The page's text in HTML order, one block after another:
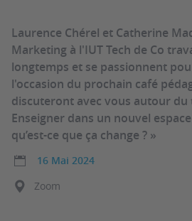
Laurence Chérel et Catherine
Marketing à l'IUT Tech de Co
longtemps et se passionnent
l'occasion du prochain café
discuteront avec vous autour du
Enseigner dans un nouvel
qu’est-ce que ça change ? »
16 Mai 2024
Zoom